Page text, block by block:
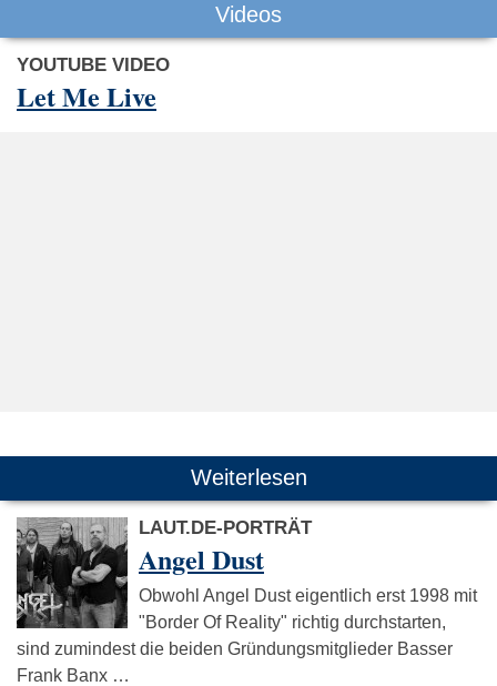
Videos
YOUTUBE VIDEO
Let Me Live
Weiterlesen
LAUT.DE-PORTRÄT
Angel Dust
Obwohl Angel Dust eigentlich erst 1998 mit
"Border Of Reality" richtig durchstarten,
sind zumindest die beiden Gründungsmitglieder Basser
Frank Banx …